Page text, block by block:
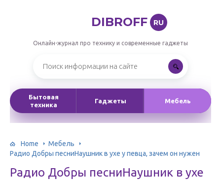
DIBROFF RU
Онлайн-журнал про технику и современные гаджеты
Бытовая
техника
Гаджеты Мебель
Home
Мебель
Радио Добры песниНаушник в ухе у певца, зачем он нужен
Радио Добры песниНаушник в ухе